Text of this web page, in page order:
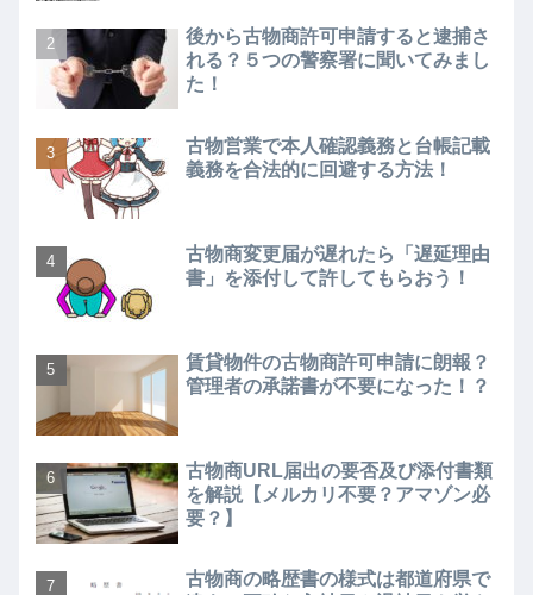
後から古物商許可申請すると逮捕さ
れる？５つの警察署に聞いてみまし
た！
古物営業で本人確認義務と台帳記載
義務を合法的に回避する方法！
古物商変更届が遅れたら「遅延理由
書」を添付して許してもらおう！
賃貸物件の古物商許可申請に朗報？
管理者の承諾書が不要になった！？
古物商URL届出の要否及び添付書類
を解説【メルカリ不要？アマゾン必
要？】
古物商の略歴書の様式は都道府県で